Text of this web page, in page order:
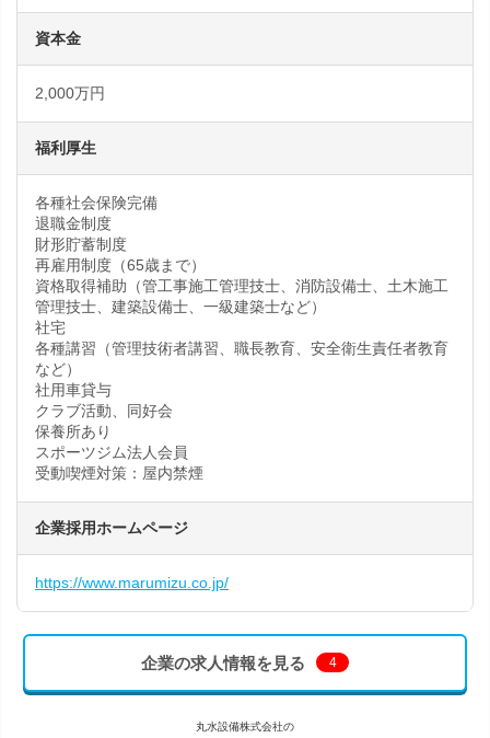
資本金
2,000万円
福利厚生
各種社会保険完備
退職金制度
財形貯蓄制度
再雇用制度（65歳まで）
資格取得補助（管工事施工管理技士、消防設備士、土木施工
管理技士、建築設備士、一級建築士など）
社宅
各種講習（管理技術者講習、職長教育、安全衛生責任者教育
など）
社用車貸与
クラブ活動、同好会
保養所あり
スポーツジム法人会員
受動喫煙対策：屋内禁煙
企業採用ホームページ
https://www.marumizu.co.jp/
企業の求人情報を見る 4
丸水設備株式会社の